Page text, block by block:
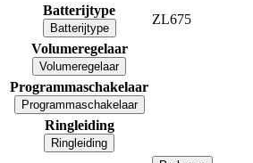
Batterijtype
Batterijtype
ZL675
Volumeregelaar
Volumeregelaar
Programmaschakelaar
Programmaschakelaar
Ringleiding
Ringleiding